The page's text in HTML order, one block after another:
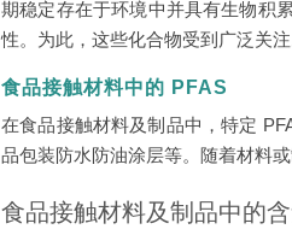
期稳定存在于环境中并具有生物积
性。为此，这些化合物受到广泛关
食品接触材料中的 PFAS
在食品接触材料及制品中，特定
品包装防水防油涂层等。随着材料
食品接触材料及制品中的